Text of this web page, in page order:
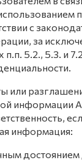
с
за
5.2., 5.3. и
или
информации
информация: